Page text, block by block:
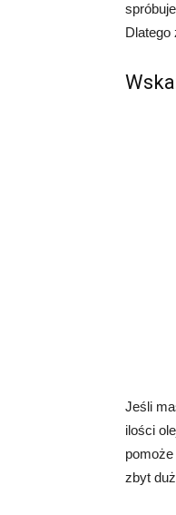
Dlatego
Jeśli
ilości
zbyt